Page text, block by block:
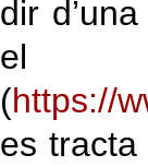
dir
(https://
es tracta